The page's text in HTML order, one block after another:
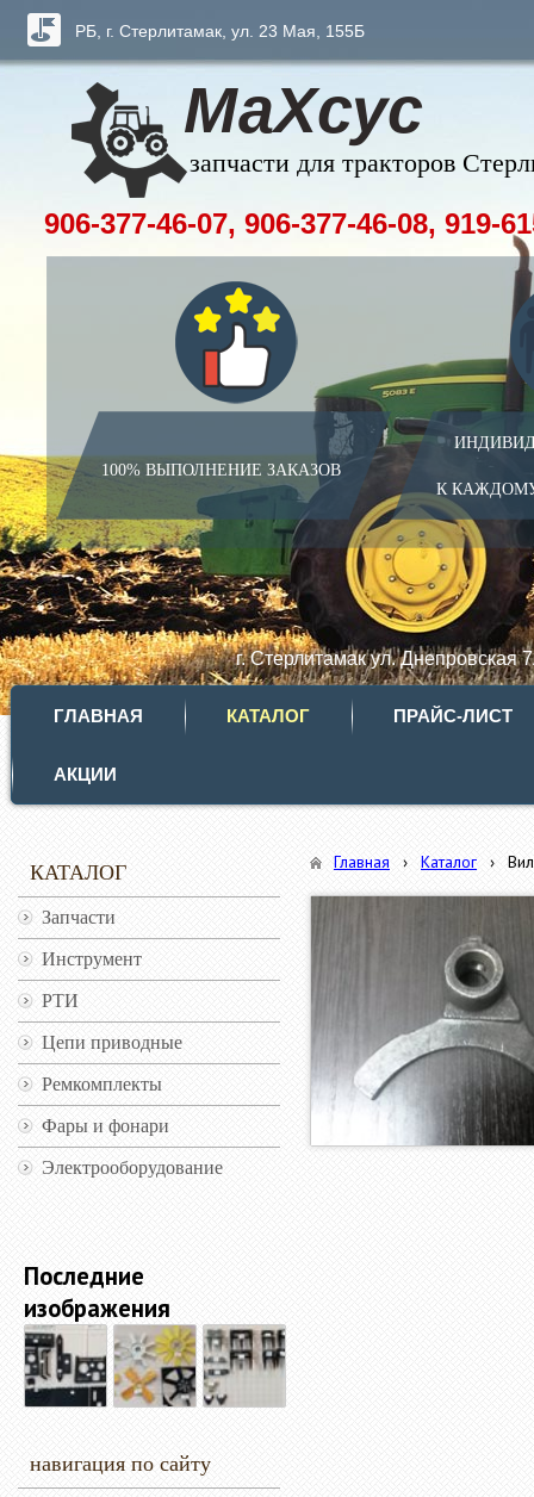
МаХсус
запчасти для тракторов
100% ВЫПОЛНЕНИЕ ЗАКАЗОВ
К
РБ, г. Стерлитамак, ул. 23 Мая, 155Б
г. Стерлитамак ул. Днепровская
906-377-46-07, 906-377-46-08, 919-
ГЛАВНАЯ КАТАЛОГ ПРАЙС-ЛИСТ
АКЦИИ
КАТАЛОГ
Запчасти
Инструмент
РТИ
Цепи приводные
Ремкомплекты
Фары и фонари
Электрооборудование
Последние
изображения
навигация по сайту
Главная › Каталог ›